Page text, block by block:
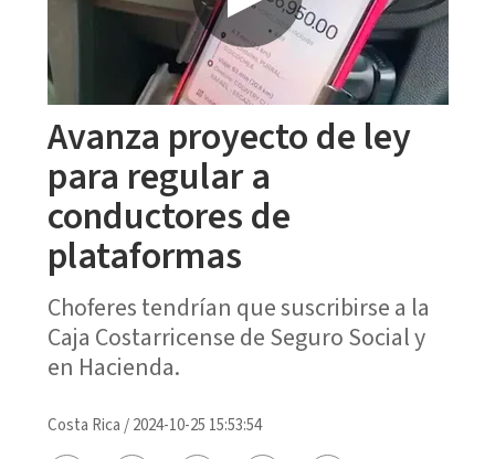
Avanza proyecto de ley
para regular a
conductores de
plataformas
Choferes tendrían que suscribirse a la
Caja Costarricense de Seguro Social y
en Hacienda.
Costa Rica /2024-10-25 15:53:54